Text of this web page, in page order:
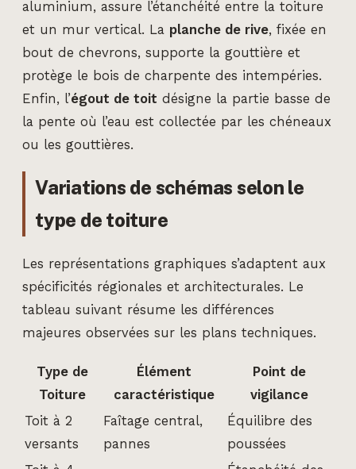
aluminium, assure l’étanchéité entre la toiture
et un mur vertical. La planche de rive, fixée en
bout de chevrons, supporte la gouttière et
protège le bois de charpente des intempéries.
Enfin, l’égout de toit désigne la partie basse de
la pente où l’eau est collectée par les chéneaux
ou les gouttières.
Variations de schémas selon le
type de toiture
Les représentations graphiques s’adaptent aux
spécificités régionales et architecturales. Le
tableau suivant résume les différences
majeures observées sur les plans techniques.
Type de
Toiture
Élément
caractéristique
Point de
vigilance
Toit à 2
versants
Faîtage central,
pannes
Équilibre des
poussées